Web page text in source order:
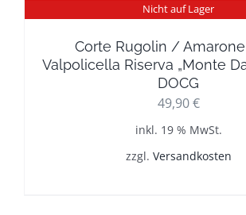
Nicht auf Lager
Corte Rugolin /
Valpolicella Riserva „Monte
DOCG
49,90€
inkl. 19 % MwSt.
zzgl. Versandkosten